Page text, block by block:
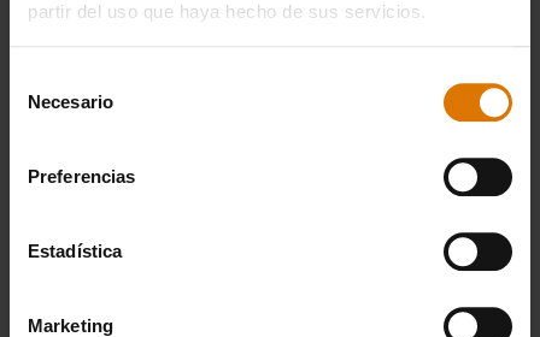
partir del uso que haya hecho de sus servicios.
Necesario
Preferencias
Estadística
Marketing